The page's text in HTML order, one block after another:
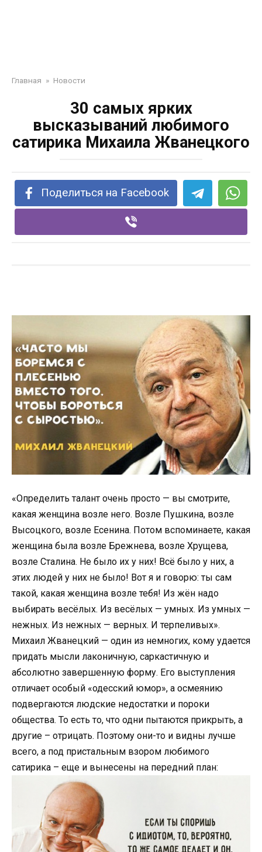
Главная » Новости
30 caмыx яpкиx
выcкaзывaний любимoгo
caтиpикa Миxaилa Жвaнeцкoгo
Поделиться на Facebook
«Определить талант очень просто — вы смотрите,
какая женщина возле него. Возле Пушкина, возле
Высоцкого, возле Есенина. Потом вспоминаете, какая
женщина была возле Брежнева, возле Хрущева,
возле Сталина. Не было их у них! Всё было у них, а
этих людей у них не было! Вот я и говорю: ты сам
такой, какая женщина возле тебя! Из жён надо
выбирать весёлых. Из весёлых — умных. Из умных —
нежных. Из нежных — верных. И терпеливых».
Михаил Жванецкий — один из немногих, кому удается
придать мысли лаконичную, саркастичную и
абсолютно завершенную форму. Его выступления
отличает особый «одесский юмор», а осмеянию
подвергаются людские недостатки и пороки
общества. То есть то, что одни пытаются прикрыть, а
другие – отрицать. Поэтому они-то и видны лучше
всего, а под пристальным взором любимого
сатирика – еще и вынесены на передний план: